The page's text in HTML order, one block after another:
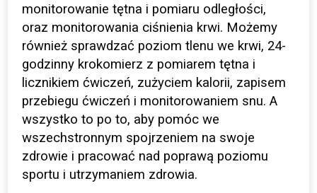
monitorowanie tętna i pomiaru odległości,
oraz monitorowania ciśnienia krwi. Możemy
również sprawdzać poziom tlenu we krwi, 24-
godzinny krokomierz z pomiarem tętna i
licznikiem ćwiczeń, zużyciem kalorii, zapisem
przebiegu ćwiczeń i monitorowaniem snu. A
wszystko to po to, aby pomóc we
wszechstronnym spojrzeniem na swoje
zdrowie i pracować nad poprawą poziomu
sportu i utrzymaniem zdrowia.